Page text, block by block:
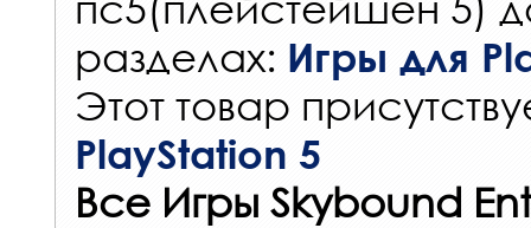
разделах: Игры для
Этот товар
PlayStation 5
Все Игры Skybound